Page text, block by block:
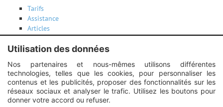
Tarifs
Assistance
Articles
Conditions d'utilisation
Contactez-nous
Instagram :Unexpected response structure
Utilisation des données
Nos partenaires et nous-mêmes utilisons différentes
technologies, telles que les cookies, pour personnaliser les
contenus et les publicités, proposer des fonctionnalités sur les
réseaux sociaux et analyser le trafic. Utilisez les boutons pour
donner votre accord ou refuser.